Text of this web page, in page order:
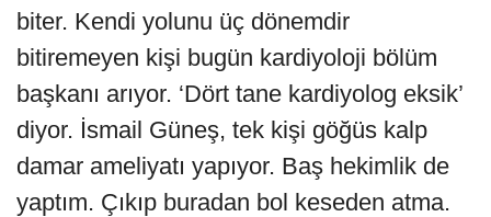
biter. Kendi yolunu üç dönemdir
bitiremeyen kişi bugün kardiyoloji bölüm
başkanı arıyor. ‘Dört tane kardiyolog eksik’
diyor. İsmail Güneş, tek kişi göğüs kalp
damar ameliyatı yapıyor. Baş hekimlik de
yaptım. Çıkıp buradan bol keseden atma.